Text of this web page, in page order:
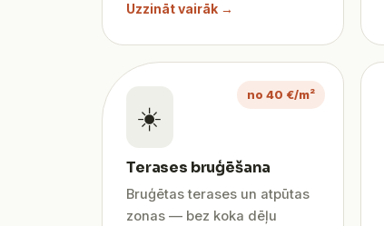
Uzzināt vairāk →
no 40 €/m²
☀️
Terases bruģēšana
Bruģētas terases un atpūtas
zonas — bez koka dēļu